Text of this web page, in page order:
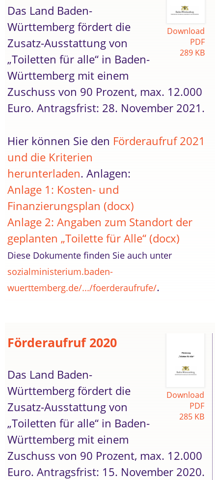
Download
PDF
289 KB
Das Land Baden-
Württemberg fördert die
Zusatz-Ausstattung von
„Toiletten für alle“ in Baden-
Württemberg mit einem
Zuschuss von 90 Prozent, max. 12.000
Euro. Antragsfrist: 28. November 2021.
Hier können Sie den Förderaufruf 2021
und die Kriterien
herunterladen. Anlagen:
Anlage 1: Kosten- und
Finanzierungsplan (docx)
Anlage 2: Angaben zum Standort der
geplanten „Toilette für Alle“ (docx)
Diese Dokumente finden Sie auch unter
sozialministerium.baden-
wuerttemberg.de/.../foerderaufrufe/.
Download
PDF
285 KB
Förderaufruf 2020
Das Land Baden-
Württemberg fördert die
Zusatz-Ausstattung von
„Toiletten für alle“ in Baden-
Württemberg mit einem
Zuschuss von 90 Prozent, max. 12.000
Euro. Antragsfrist: 15. November 2020.